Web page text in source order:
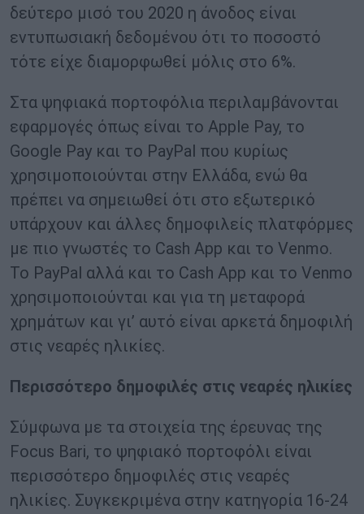
δεύτερο μισό του 2020 η άνοδος είναι
εντυπωσιακή δεδομένου ότι το ποσοστό
τότε είχε διαμορφωθεί μόλις στο 6%.
Στα ψηφιακά πορτοφόλια περιλαμβάνονται
εφαρμογές όπως είναι το Apple Pay, το
Google Pay και το PayPal που κυρίως
χρησιμοποιούνται στην Ελλάδα, ενώ θα
πρέπει να σημειωθεί ότι στο εξωτερικό
υπάρχουν και άλλες δημοφιλείς πλατφόρμες
με πιο γνωστές το Cash App και το Venmo.
Το PayPal αλλά και το Cash App και το Venmo
χρησιμοποιούνται και για τη μεταφορά
χρημάτων και γι’ αυτό είναι αρκετά δημοφιλή
στις νεαρές ηλικίες.
Περισσότερο δημοφιλές στις νεαρές ηλικίες
Σύμφωνα με τα στοιχεία της έρευνας της
Focus Bari, το ψηφιακό πορτοφόλι είναι
περισσότερο δημοφιλές στις νεαρές
ηλικίες. Συγκεκριμένα στην κατηγορία 16-24